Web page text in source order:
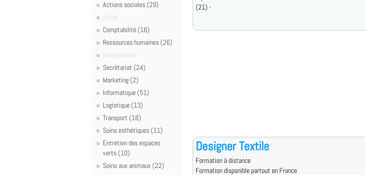
Actions sociales (29)
Achat
Comptabilité (16)
Ressources humaines (26)
Management
Secrétariat (24)
Marketing (2)
Informatique (51)
Logistique (13)
Transport (16)
Soins esthétiques (11)
Entretien des espaces
verts (10)
Soins aux animaux (22)
(21) -
Designer Textile
Formation à distance
Formation disponible partout en France